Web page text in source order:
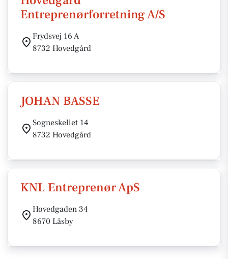
Entreprenørforretning A/S
Frydsvej 16 A
8732 Hovedgård
JOHAN BASSE
Sogneskellet 14
8732 Hovedgård
KNL Entreprenør ApS
Hovedgaden 34
8670 Låsby